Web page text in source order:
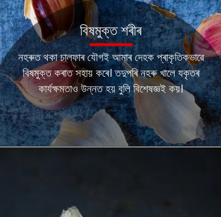
নহৰুত থকা চালফাৰ যৌগই আমাৰ দেহক প্ৰাকৃতিকভাৱে
বিষমুক্ত কৰাত সহায় কৰে। তদুপৰি নহৰু খালে যকৃতৰ
কাৰ্যক্ষমতাও উন্নত হয় বুলি বিশেষজ্ঞই কয়।
বিষমুক্ত শৰীৰ